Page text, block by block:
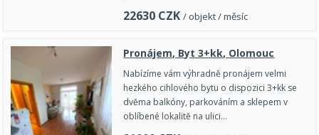
22630 CZK / objekt / měsíc
Pronájem, Byt 3+kk, Olomouc
Nabízíme vám výhradně pronájem velmi
hezkého cihlového bytu o dispozici 3+kk se
dvěma balkóny, parkováním a sklepem v
oblíbené lokalitě na ulici…